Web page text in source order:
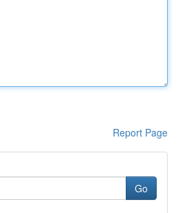
Report Page
Go